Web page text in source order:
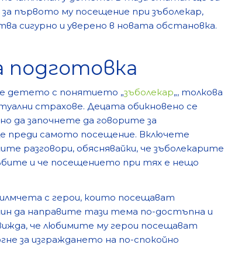
първото му посещение при зъболекар,
сигурно и уверено в новата обстановка.
подготовка
детето с понятието „зъболекар„, толкова
страхове. Децата обикновено се
да започнете да говорите за
преди самото посещение. Включете
разговори, обяснявайки, че зъболекарите
и че посещението при тях е нещо
с герои, които посещават
да направите тази тема по-достъпна и
че любимите му герои посещават
за изграждането на по-спокойно